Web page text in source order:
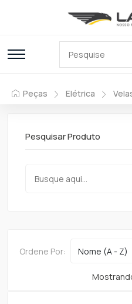
Peças Elétrica
Pesquisar Produto
Ordene Por: